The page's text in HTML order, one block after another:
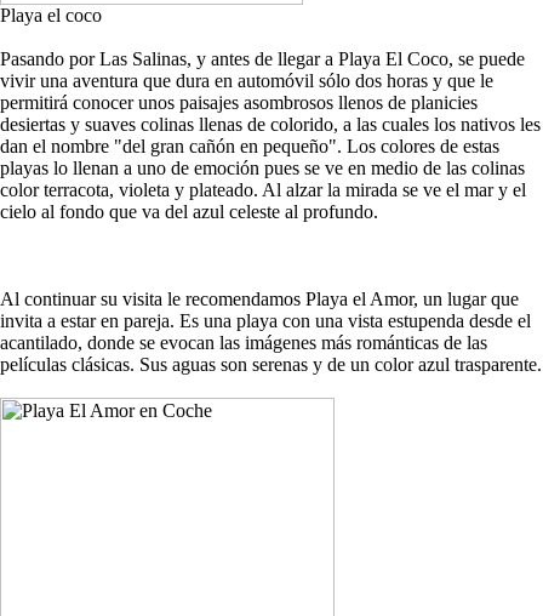
Playa el coco
Pasando por Las Salinas, y antes de llegar a Playa El Coco, se puede
vivir una aventura que dura en automóvil sólo dos horas y que le
permitirá conocer unos paisajes asombrosos llenos de planicies
desiertas y suaves colinas llenas de colorido, a las cuales los nativos les
dan el nombre "del gran cañón en pequeño". Los colores de estas
playas lo llenan a uno de emoción pues se ve en medio de las colinas
color terracota, violeta y plateado. Al alzar la mirada se ve el mar y el
cielo al fondo que va del azul celeste al profundo.
Al continuar su visita le recomendamos Playa el Amor, un lugar que
invita a estar en pareja. Es una playa con una vista estupenda desde el
acantilado, donde se evocan las imágenes más románticas de las
películas clásicas. Sus aguas son serenas y de un color azul trasparente.